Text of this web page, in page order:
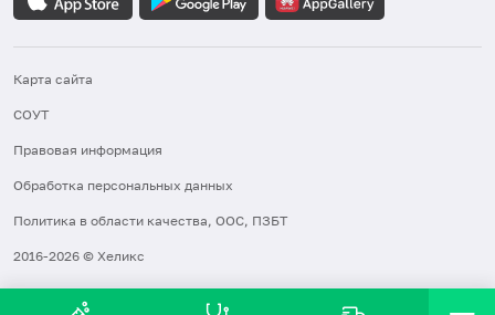
Карта сайта
СОУТ
Правовая информация
Обработка персональных данных
Политика в области качества, ООС, ПЗБТ
2016-2026 © Хеликс